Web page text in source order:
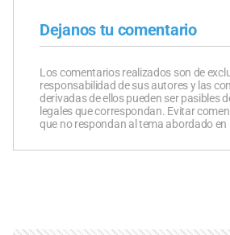
Dejanos tu comentario
Los comentarios realizados son de
responsabilidad de sus autores y las
derivadas de ellos pueden ser pasibles
legales que correspondan. Evitar
que no respondan al tema abordado